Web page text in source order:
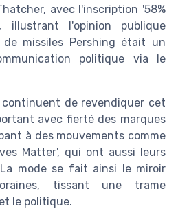
avec l'inscription '58%
illustrant l'opinion publique
missiles Pershing était un
politique via le
de revendiquer cet
avec fierté des marques
à des mouvements comme
Matter', qui ont aussi leurs
mode se fait ainsi le miroir
tissant une trame
le politique.